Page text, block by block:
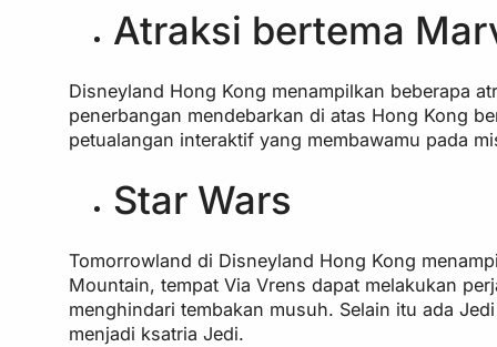
Atraksi bertema
Disneyland Hong Kong menampilkan beberapa
penerbangan mendebarkan di atas Hong Kong
petualangan interaktif yang membawamu pada
Star Wars
Tomorrowland di Disneyland Hong Kong
Mountain, tempat Via Vrens dapat melakukan
menghindari tembakan musuh. Selain itu ada
menjadi ksatria Jedi.